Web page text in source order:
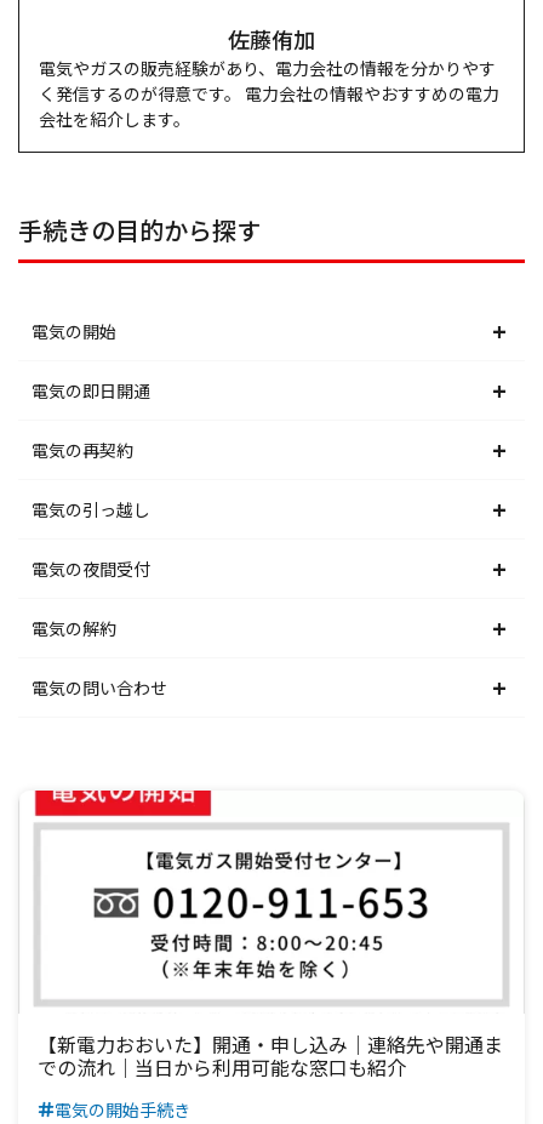
佐藤侑加
電気やガスの販売経験があり、電力会社の情報を分かりやす
く発信するのが得意です。 電力会社の情報やおすすめの電力
会社を紹介します。
手続きの目的から探す
電気の開始
北海道電力エリア
東北電力エリア
東京電力エリア
北陸電力エリア
中部電力エリア
関西電力エリア
四国電力エリア
九州電力エリア
電気の即日開通
北海道電力エリア
東北電力エリア
東京電力エリア
北陸電力エリア
中部電力エリア
中国電力エリア
四国電力エリア
九州電力エリア
電気の再契約
北海道電力エリア
東北電力エリア
東京電力エリア
北陸電力エリア
関西電力エリア
中国電力エリア
四国電力エリア
九州電力エリア
電気の引っ越し
北海道電力エリア
東北電力エリア
東京電力エリア
中部電力エリア
関西電力エリア
中国電力エリア
四国電力エリア
九州電力エリア
電気の夜間受付
北海道電力エリア
東北電力エリア
北陸電力エリア
中部電力エリア
関西電力エリア
中国電力エリア
四国電力エリア
電気の解約
北海道電力エリア
東京電力エリア
北陸電力エリア
中部電力エリア
関西電力エリア
中国電力エリア
電気の問い合わせ
東北電力エリア
東京電力エリア
北陸電力エリア
中部電力エリア
関西電力エリア
【新電力おおいた】開通・申し込み｜連絡先や開通ま
での流れ｜当日から利用可能な窓口も紹介
電気の開始手続き